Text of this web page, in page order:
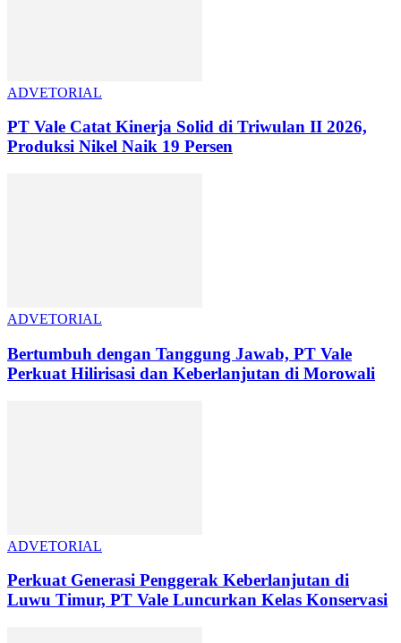
ADVETORIAL
PT Vale Catat Kinerja Solid di Triwulan II 2026,
Produksi Nikel Naik 19 Persen
ADVETORIAL
Bertumbuh dengan Tanggung Jawab, PT Vale
Perkuat Hilirisasi dan Keberlanjutan di Morowali
ADVETORIAL
Perkuat Generasi Penggerak Keberlanjutan di
Luwu Timur, PT Vale Luncurkan Kelas Konservasi